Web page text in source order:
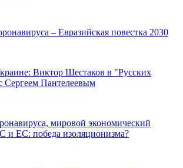
– Евразийская повестка 2030
Виктор Шестаков в "Русских
Сергеем Пантелеевым
мировой экономический
и ЕС: победа изоляционизма?